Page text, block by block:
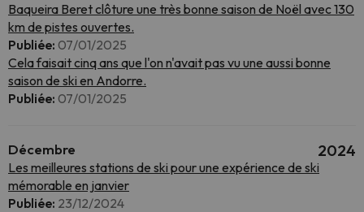
Baqueira Beret clôture une très bonne saison de Noël avec 130
km de pistes ouvertes.
Publiée: 07/01/2025
Cela faisait cinq ans que l'on n'avait pas vu une aussi bonne
saison de ski en Andorre.
Publiée: 07/01/2025
Décembre 2024
Les meilleures stations de ski pour une expérience de ski
mémorable en janvier
Publiée: 23/12/2024